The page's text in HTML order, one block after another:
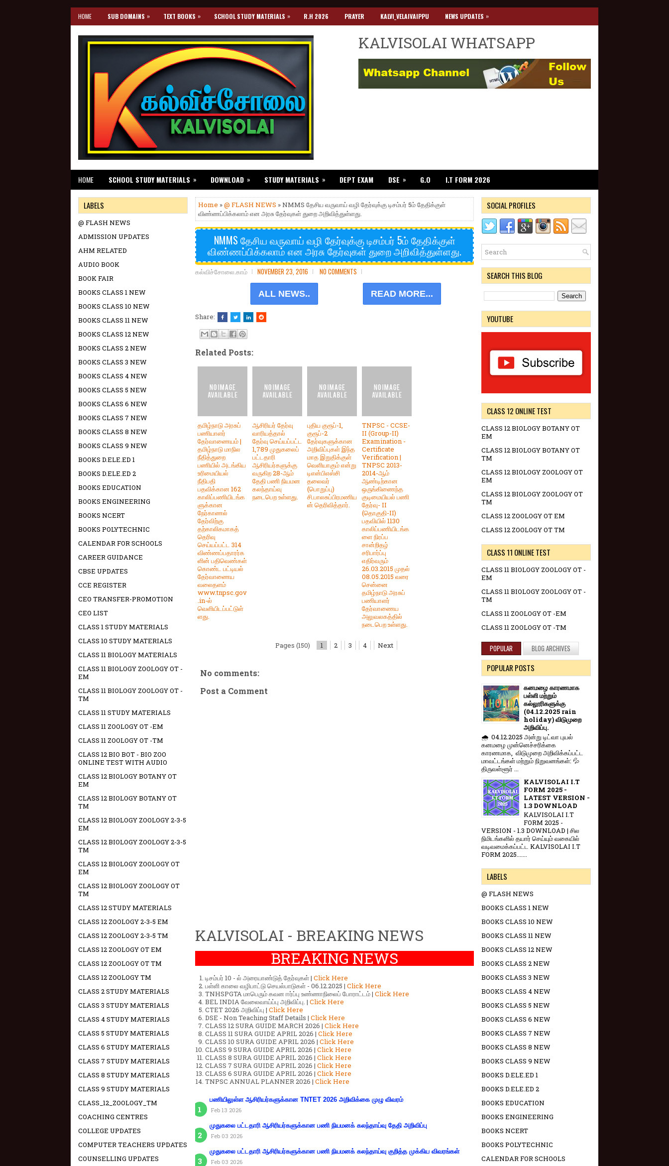
HOME SUB DOMAINS » TEXT BOOKS » SCHOOL STUDY MATERIALS » R.H 2026 PRAYER KALVI_VELAIVAIPPU NEWS UPDATES »
KALVISOLAI WHATSAPP
HOME SCHOOL STUDY MATERIALS » DOWNLOAD » STUDY MATERIALS » DEPT EXAM DSE » G.O I.T FORM 2026
Home »@ FLASH NEWS » NMMS தேசிய வருவாய் வழி தேர்வுக்கு டிசம்பர் 5ம் தேதிக்குள்
விண்ணப்பிக்கலாம் என அரசு தேர்வுகள் துறை அறிவித்துள்ளது.
NMMS தேசிய வருவாய் வழி தேர்வுக்கு டிசம்பர் 5ம் தேதிக்குள்
விண்ணப்பிக்கலாம் என அரசு தேர்வுகள் துறை அறிவித்துள்ளது.
கல்விச்சோலை.காம் NOVEMBER 23, 2016 NO COMMENTS
ALL NEWS.. READ MORE...
Share:
Related Posts:
தமிழ்நாடு அரசுப்
பணியாளர்
தேர்வாணையம் |
தமிழ்நாடு மாநில
நீதித்துறை
பணியில் அடங்கிய
உரிமையியல்
நீதிபதி
பதவிக்கான 162
காலிப்பணியிடங்க
ளுக்கான
நேர்காணல்
தேர்விற்கு
தற்காலிகமாகத்
தெரிவு
செய்யப்பட்ட 314
விண்ணப்பதாரர்க
ளின் பதிவெண்கள்
கொண்ட பட்டியல்
தேர்வாணைய
வலைதளம்
www.tnpsc.gov
.in-ல்
வெளியிடப்பட்டுள்
ளது.
ஆசிரியர் தேர்வு
வாரியத்தால்
தேர்வு செய்யப்பட்ட
1,789 முதுகலைப்
பட்டதாரி
ஆசிரியர்களுக்கு
வருகிற 28-ஆம்
தேதி பணி நியமன
கலந்தாய்வு
நடைபெற உள்ளது.
புதிய குரூப்-1,
குரூப்-2
தேர்வுகளுக்கான
அறிவிப்புகள் இந்த
மாத இறுதிக்குள்
வெளியாகும் என்று
டிஎன்பிஎஸ்சி
தலைவர்
(பொறுப்பு)
சி.பாலசுப்பிரமணிய
ன் தெரிவித்தார்.
TNPSC - CCSE-
II (Group-II)
Examination -
Certificate
Verification |
TNPSC 2013-
2014-ஆம்
ஆண்டிற்கான
ஒருங்கிணைந்த
குடிமையியல் பணி
தேர்வு- II
(தொகுதி-II)
பதவியில் 1130
காலிப்பணியிடங்க
ளை நிரப்ப
சான்றிதழ்
சரிபார்ப்பு
எதிர்வரும்
26.03.2015 முதல்
08.05.2015 வரை
சென்னை
தமிழ்நாடு அரசுப்
பணியாளர்
தேர்வாணைய
அலுவலகத்தில்
நடைபெற உள்ளது.
Pages (150) 1 2 3 4 Next
No comments:
Post a Comment
KALVISOLAI - BREAKING NEWS
BREAKING NEWS
டிசம்பர் 10 - ல் அரையாண்டுத் தேர்வுகள் | Click Here
பள்ளி காலை வழிபாட்டு செயல்பாடுகள் - 06.12.2025 | Click Here
TNHSPGTA மாபெரும் கவன ஈர்ப்பு உண்ணாநிலைப் போராட்டம் | Click Here
BEL INDIA வேலைவாய்ப்பு அறிவிப்பு. | Click Here
CTET 2026 அறிவிப்பு | Click Here
DSE - Non Teaching Staff Details | Click Here
CLASS 12 SURA GUIDE MARCH 2026 | Click Here
CLASS 11 SURA GUIDE APRIL 2026 | Click Here
CLASS 10 SURA GUIDE APRIL 2026 | Click Here
CLASS 9 SURA GUIDE APRIL 2026 | Click Here
CLASS 8 SURA GUIDE APRIL 2026 | Click Here
CLASS 7 SURA GUIDE APRIL 2026 | Click Here
CLASS 6 SURA GUIDE APRIL 2026 | Click Here
TNPSC ANNUAL PLANNER 2026 | Click Here
பணியிலுள்ள ஆசிரியர்களுக்கான TNTET 2026 அறிவிக்கை முழு விவரம்
Feb 13 2026
முதுகலை பட்டதாரி ஆசிரியர்களுக்கான பணி நியமனக் கலந்தாய்வு தேதி அறிவிப்பு
Feb 03 2026
முதுகலை பட்டதாரி ஆசிரியர்களுக்கான பணி நியமனக் கலந்தாய்வு குறித்த முக்கிய விவரங்கள்
Feb 03 2026
LABELS
@ FLASH NEWS
ADMISSION UPDATES
AHM RELATED
AUDIO BOOK
BOOK FAIR
BOOKS CLASS 1 NEW
BOOKS CLASS 10 NEW
BOOKS CLASS 11 NEW
BOOKS CLASS 12 NEW
BOOKS CLASS 2 NEW
BOOKS CLASS 3 NEW
BOOKS CLASS 4 NEW
BOOKS CLASS 5 NEW
BOOKS CLASS 6 NEW
BOOKS CLASS 7 NEW
BOOKS CLASS 8 NEW
BOOKS CLASS 9 NEW
BOOKS D.ELE.ED 1
BOOKS D.ELE.ED 2
BOOKS EDUCATION
BOOKS ENGINEERING
BOOKS NCERT
BOOKS POLYTECHNIC
CALENDAR FOR SCHOOLS
CAREER GUIDANCE
CBSE UPDATES
CCE REGISTER
CEO TRANSFER-PROMOTION
CEO LIST
CLASS 1 STUDY MATERIALS
CLASS 10 STUDY MATERIALS
CLASS 11 BIOLOGY MATERIALS
CLASS 11 BIOLOGY ZOOLOGY OT -
EM
CLASS 11 BIOLOGY ZOOLOGY OT -
TM
CLASS 11 STUDY MATERIALS
CLASS 11 ZOOLOGY OT -EM
CLASS 11 ZOOLOGY OT -TM
CLASS 12 BIO BOT - BIO ZOO
ONLINE TEST WITH AUDIO
CLASS 12 BIOLOGY BOTANY OT
EM
CLASS 12 BIOLOGY BOTANY OT
TM
CLASS 12 BIOLOGY ZOOLOGY 2-3-5
EM
CLASS 12 BIOLOGY ZOOLOGY 2-3-5
TM
CLASS 12 BIOLOGY ZOOLOGY OT
EM
CLASS 12 BIOLOGY ZOOLOGY OT
TM
CLASS 12 STUDY MATERIALS
CLASS 12 ZOOLOGY 2-3-5 EM
CLASS 12 ZOOLOGY 2-3-5 TM
CLASS 12 ZOOLOGY OT EM
CLASS 12 ZOOLOGY OT TM
CLASS 12 ZOOLOGY TM
CLASS 2 STUDY MATERIALS
CLASS 3 STUDY MATERIALS
CLASS 4 STUDY MATERIALS
CLASS 5 STUDY MATERIALS
CLASS 6 STUDY MATERIALS
CLASS 7 STUDY MATERIALS
CLASS 8 STUDY MATERIALS
CLASS 9 STUDY MATERIALS
CLASS_12_ZOOLOGY_TM
COACHING CENTRES
COLLEGE UPDATES
COMPUTER TEACHERS UPDATES
COUNSELLING UPDATES
SOCIAL PROFILES
SEARCH THIS BLOG
YOUTUBE
CLASS 12 ONLINE TEST
CLASS 12 BIOLOGY BOTANY OT
EM
CLASS 12 BIOLOGY BOTANY OT
TM
CLASS 12 BIOLOGY ZOOLOGY OT
EM
CLASS 12 BIOLOGY ZOOLOGY OT
TM
CLASS 12 ZOOLOGY OT EM
CLASS 12 ZOOLOGY OT TM
CLASS 11 ONLINE TEST
CLASS 11 BIOLOGY ZOOLOGY OT -
EM
CLASS 11 BIOLOGY ZOOLOGY OT -
TM
CLASS 11 ZOOLOGY OT -EM
CLASS 11 ZOOLOGY OT -TM
POPULAR BLOG ARCHIVES
POPULAR POSTS
கனமழை காரணமாக
பள்ளி மற்றும்
கல்லூரிகளுக்கு
(04.12.2025 rain
holiday) விடுமுறை
அறிவிப்பு.
🌧️ 04.12.2025 அன்று டிட்வா புயல்
கனமழை முன்னெச்சரிக்கை
காரணமாக, விடுமுறை அறிவிக்கப்பட்ட
மாவட்டங்கள் மற்றும் நிறுவனங்கள்: 💦
திருவள்ளூர் ...
KALVISOLAI I.T
FORM 2025 -
LATEST VERSION -
1.3 DOWNLOAD
KALVISOLAI I.T
FORM 2025 -
VERSION - 1.3 DOWNLOAD | சில
நிமிடங்களில் தயார் செய்யும் வகையில்
வடிவமைக்கப்பட்ட KALVISOLAI I.T
FORM 2025.......
LABELS
@ FLASH NEWS
BOOKS CLASS 1 NEW
BOOKS CLASS 10 NEW
BOOKS CLASS 11 NEW
BOOKS CLASS 12 NEW
BOOKS CLASS 2 NEW
BOOKS CLASS 3 NEW
BOOKS CLASS 4 NEW
BOOKS CLASS 5 NEW
BOOKS CLASS 6 NEW
BOOKS CLASS 7 NEW
BOOKS CLASS 8 NEW
BOOKS CLASS 9 NEW
BOOKS D.ELE.ED 1
BOOKS D.ELE.ED 2
BOOKS EDUCATION
BOOKS ENGINEERING
BOOKS NCERT
BOOKS POLYTECHNIC
CALENDAR FOR SCHOOLS